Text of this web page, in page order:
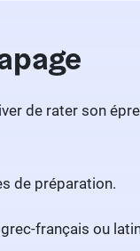
de rater son
de préparation.
grec-français ou